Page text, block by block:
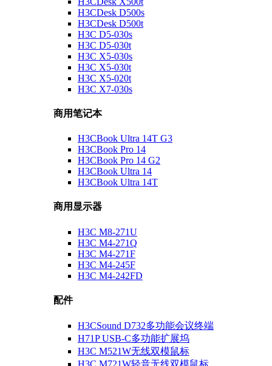
H3CDesk D500s
H3CDesk D500t
H3C D5-030s
H3C D5-030t
H3C X5-030s
H3C X5-030t
H3C X5-020t
H3C X7-030s
商用笔记本
H3CBook Ultra 14T G3
H3CBook Pro 14
H3CBook Pro 14 G2
H3CBook Ultra 14
H3CBook Ultra 14T
商用显示器
H3C M8-271U
H3C M4-271Q
H3C M4-271F
H3C M4-245F
H3C M4-242FD
配件
H3CSound D732多功能会议终端
H71P USB-C多功能扩展坞
H3C M521W无线双模鼠标